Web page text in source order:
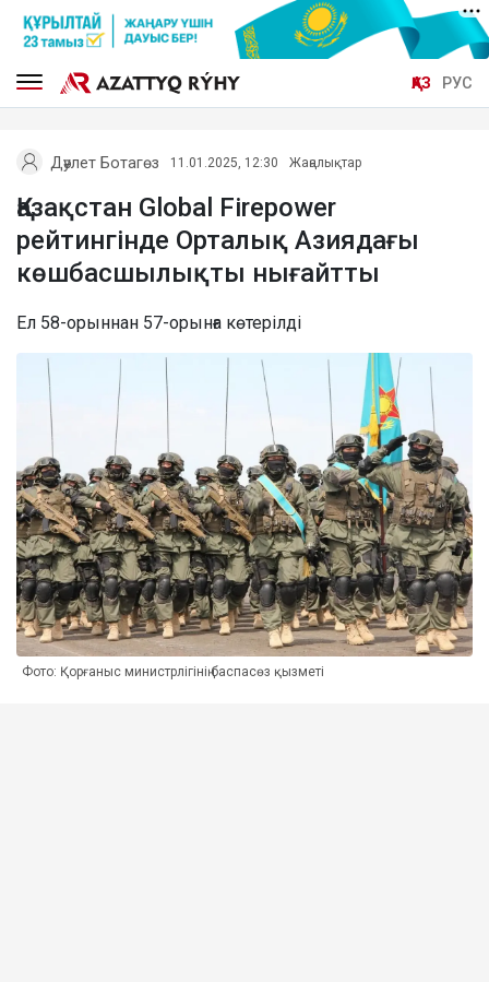
ҚАЗ РУС
Дәулет Ботагөз 11.01.2025, 12:30 Жаңалықтар
Қазақстан Global Firepower
рейтингінде Орталық Азиядағы
көшбасшылықты нығайтты
Ел 58-орыннан 57-орынға көтерілді
Фото: Қорғаныс министрлігінің баспасөз қызметі